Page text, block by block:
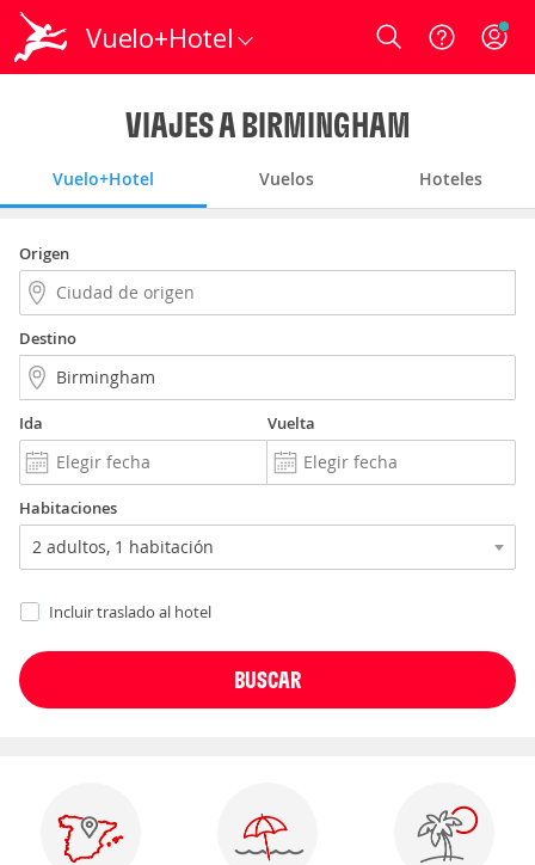
Vuelo+Hotel Login
VIAJES A BIRMINGHAM
Vuelo+Hotel Vuelos Hoteles
Origen
Destino
Ida Vuelta
Habitaciones
Incluir traslado al hotel